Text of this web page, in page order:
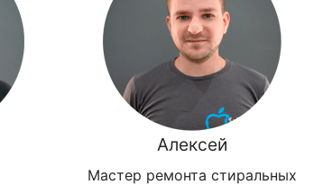
Алексей
Мастер ремонта стиральных